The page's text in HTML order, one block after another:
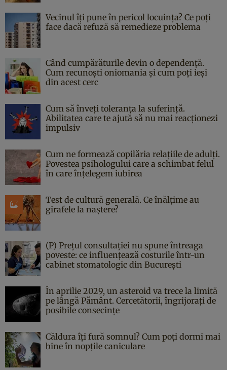
Vecinul îți pune în pericol locuința? Ce poți
face dacă refuză să remedieze problema
Când cumpărăturile devin o dependență.
Cum recunoști oniomania și cum poți ieși
din acest cerc
Cum să înveți toleranța la suferință.
Abilitatea care te ajută să nu mai reacționezi
impulsiv
Cum ne formează copilăria relațiile de adulți.
Povestea psihologului care a schimbat felul
în care înțelegem iubirea
Test de cultură generală. Ce înălțime au
girafele la naștere?
(P) Prețul consultației nu spune întreaga
poveste: ce influențează costurile într-un
cabinet stomatologic din București
În aprilie 2029, un asteroid va trece la limită
pe lângă Pământ. Cercetătorii, îngrijorați de
posibile consecințe
Căldura îți fură somnul? Cum poți dormi mai
bine în nopțile caniculare